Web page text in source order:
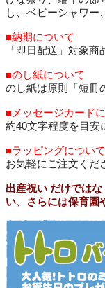
し、ベビーシャワー
■納期について
「即日配送」対象商
■のし紙について
のし紙は原則「短冊
■メッセージカード
約40文字程度を目安
■ラッピングについて
お気軽にご注文くだ
出産祝い だけでは
い、さらには保育園